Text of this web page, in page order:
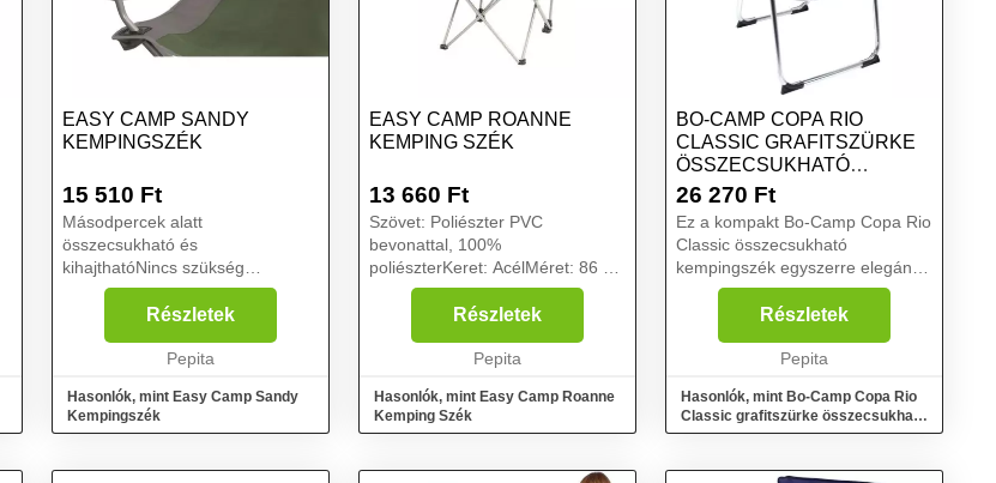
EASY CAMP SANDY
KEMPINGSZÉK
15 510 Ft
Másodpercek alatt
összecsukható és
kihajthatóNincs szükség
összeszerelésreKis súly és
könnyű szállításSzállítótáskát
tartalmaz Pohártartó a karfánPVC
bevonatú, 100% poliészter
Részletek
Pepita
Hasonlók, mint Easy Camp Sandy
Kempingszék
EASY CAMP ROANNE
KEMPING SZÉK
13 660 Ft
Szövet: Poliészter PVC
bevonattal, 100%
poliészterKeret: AcélMéret: 86 x
65 x 93 cmMaximális terhelés,
kg: 110Ülés magasság: 43
cmSzín: Csendes-óceáni
kékCsomag méret: 19 x 12 x 100
Részletek
Pepita
Hasonlók, mint Easy Camp Roanne
Kemping Szék
BO-CAMP COPA RIO
CLASSIC GRAFITSZÜRKE
ÖSSZECSUKHATÓ
KEMPINGSZÉK
26 270 Ft
Ez a kompakt Bo-Camp Copa Rio
Classic összecsukható
kempingszék egyszerre elegáns,
kényelmes és praktikus. Ideális a
pihenéshez a tengerparton, a
kempingben vagy a parkban. A
kempingszék strapabíró és...
Részletek
Pepita
Hasonlók, mint Bo-Camp Copa Rio
Classic grafitszürke összecsukható
kempingszék